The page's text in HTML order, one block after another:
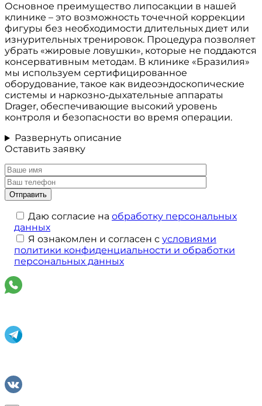
Основное преимущество липосакции в нашей
клинике – это возможность точечной коррекции
фигуры без необходимости длительных диет или
изнурительных тренировок. Процедура позволяет
убрать «жировые ловушки», которые не поддаются
консервативным методам. В клинике «Бразилия»
мы используем сертифицированное
оборудование, такое как видеоэндоскопические
системы и наркозно-дыхательные аппараты
Drager, обеспечивающие высокий уровень
контроля и безопасности во время операции.
Развернуть описание
Оставить заявку
Даю согласие на обработку персональных
данных
Я ознакомлен и согласен с условиями
политики конфиденциальности и обработки
персональных данных